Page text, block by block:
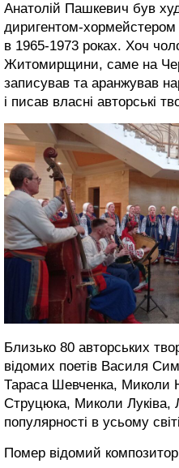
Анатолій Пашкевич був
диригентом-хормейстером
в 1965-1973 роках. Хоч
Житомирщини, саме на
записував та аранжував
і писав власні авторські
Близько 80 авторських
відомих поетів Василя
Тараса Шевченка, Миколи
Струцюка, Миколи Луківа,
популярності в усьому
Помер відомий